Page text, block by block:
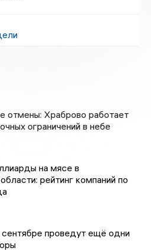
отмены: Храброво работает
ограничений в небе
на мясе в
рейтинг компаний по
проведут ещё одни